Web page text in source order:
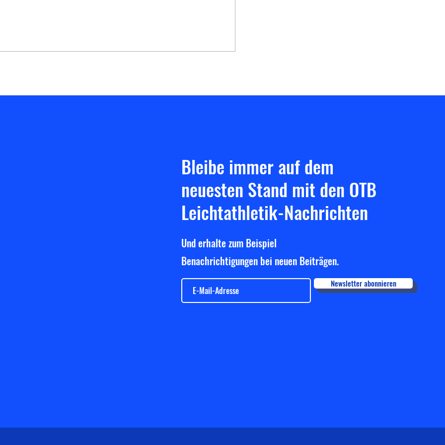
Alle Änderungen im Überblick!
Leichtathletik beim OTB
Bleibe immer auf dem
neuesten Stand mit den OTB
Leichtathletik-Nachrichten
Newsletter abonnieren
Und erhalte zum Beispiel
Benachrichtigungen bei neuen Beiträgen.